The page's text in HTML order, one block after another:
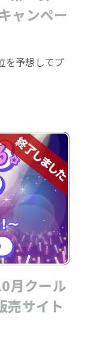
ャンペー
を予想してプ
月クール
売サイト